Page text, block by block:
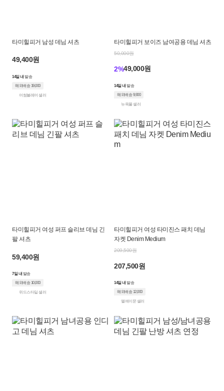
타미힐피거 남성 데님 셔츠
49,400원
14일 내 발송
해외배송 19,000
어썸블레어 셀러
타미힐피거 보이즈 남여공용 데님 셔츠
50,000원
2%49,000원
14일 내 발송
해외배송 9,900
뉴욕몰 셀러
타미힐피거 여성 퍼프 슬리브 데님 긴
팔 셔츠
59,400원
7일 내 발송
해외배송 10,000
위드스타일 셀러
타미힐피거 여성 타미진스 패치 데님
자켓 Denim Medium
209,500원
207,500원
14일 내 발송
해외배송 12,000
엘에이문 셀러